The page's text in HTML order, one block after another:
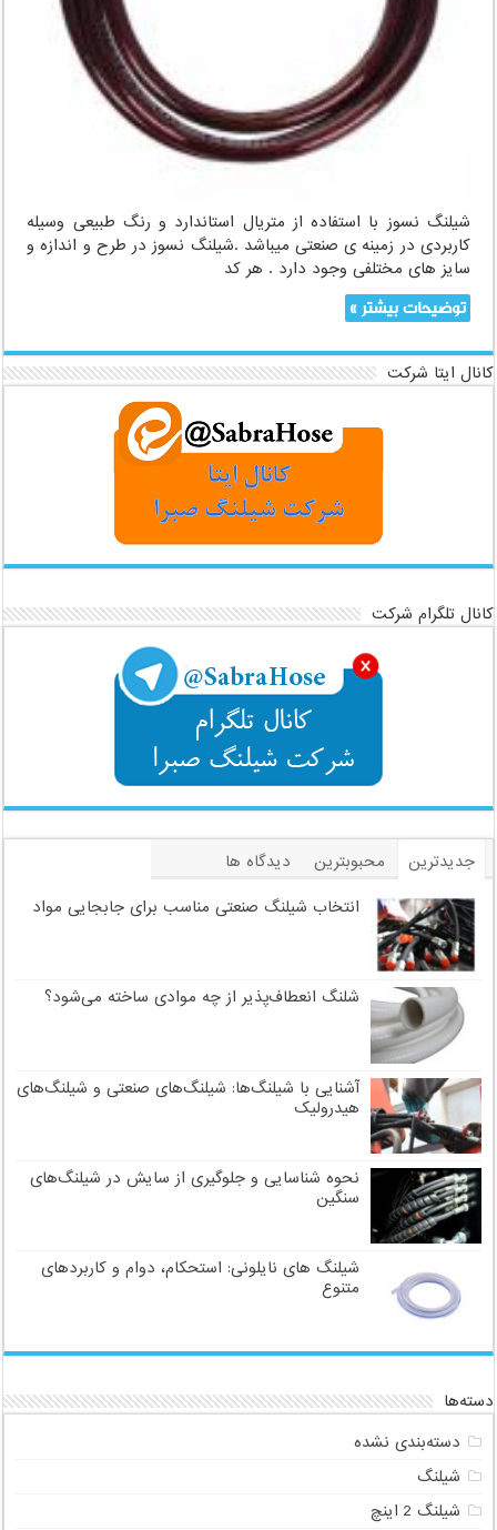
شیلنگ نسوز با استفاده از متریال استاندارد و رنگ طبیعی وسیله
کاربردی در زمینه ی صنعتی میباشد .شیلنگ نسوز در طرح و اندازه و
سایز های مختلفی وجود دارد . هر کد
توضیحات بیشتر »
کانال ایتا شرکت
کانال تلگرام شرکت
جدیدترین محبوبترین
دیدگاه ها
برچسب
انتخاب شیلنگ صنعتی مناسب برای جابجایی مواد
شلنگ انعطاف‌پذیر از چه موادی ساخته می‌شود؟
آشنایی با شیلنگ‌ها: شیلنگ‌های صنعتی و شیلنگ‌های
هیدرولیک
نحوه شناسایی و جلوگیری از سایش در شیلنگ‌های
سنگین
شیلنگ های نایلونی: استحکام، دوام و کاربردهای
متنوع
دسته‌ها
دسته‌بندی نشده
شیلنگ
شیلنگ 2 اینچ